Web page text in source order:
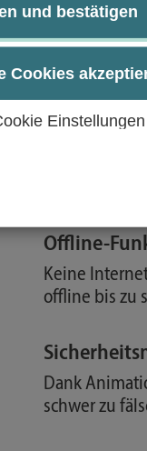
und bestätigen
Cookies
Einstellungen
Offline-
Keine
offline bis zu
Dank
schwer zu